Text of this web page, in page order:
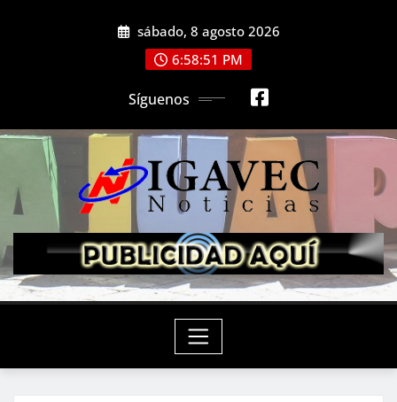
sábado, 8 agosto 2026
6:58:52 PM
Síguenos